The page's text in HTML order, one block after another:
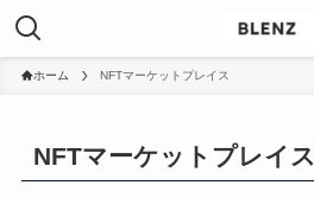
ホーム NFTマーケットプレイス
NFTマーケットプレイス